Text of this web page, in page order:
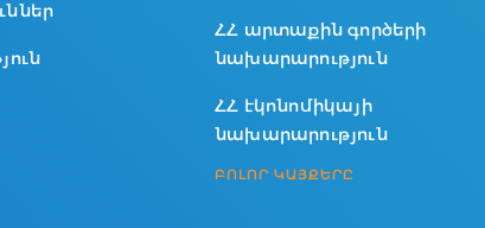
ՀՀ արտաքին գործերի
նախարարություն
ՀՀ էկոնոմիկայի
նախարարություն
ԲՈԼՈՐ ԿԱՅՔԵՐԸ